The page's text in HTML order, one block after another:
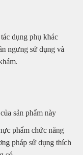
dụng phụ khác
ngưng sử dụng và
sản phẩm này
phẩm chức năng
pháp sử dụng thích